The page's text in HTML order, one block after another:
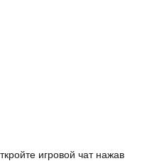
игровой чат нажав